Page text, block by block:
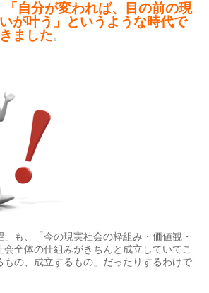
「自分が変われば、目の前の現
が叶う」というような時代で
ました。
も、「今の現実社会の枠組み・価値観・
全体の仕組みがきちんと成立していてこ
もの、成立するもの」だったりするわけで